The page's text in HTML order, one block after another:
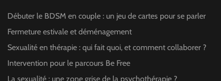
Débuter le BDSM en couple : un jeu de cartes pour se parler
Fermeture estivale et déménagement
Sexualité en thérapie : qui fait quoi, et comment collaborer ?
Intervention pour le parcours Be Free
La sexualité : une zone grise de la psychothérapie ?